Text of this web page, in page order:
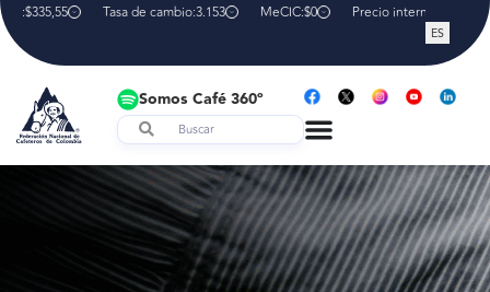
$335,55 Tasa de cambio:3.153 MeCIC:$0 Precio interno de
ES
Somos Café 360º